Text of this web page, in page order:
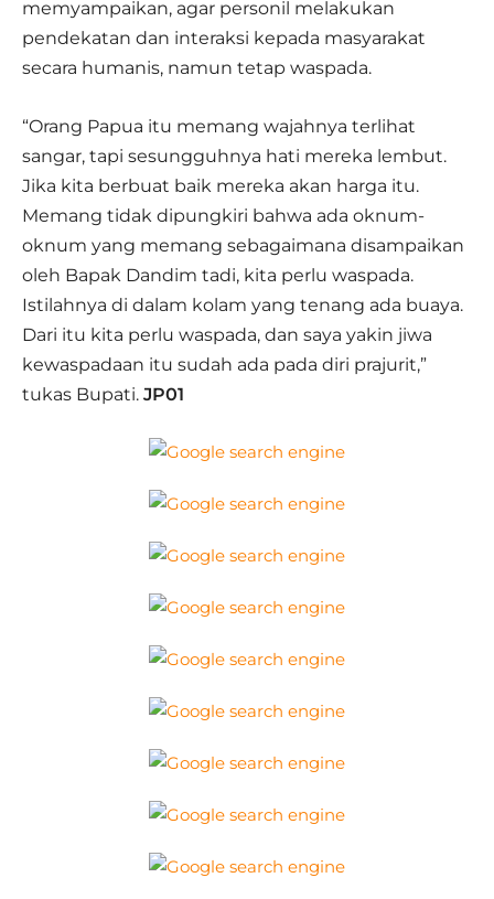
memyampaikan, agar personil melakukan
pendekatan dan interaksi kepada masyarakat
secara humanis, namun tetap waspada.
“Orang Papua itu memang wajahnya terlihat
sangar, tapi sesungguhnya hati mereka lembut.
Jika kita berbuat baik mereka akan harga itu.
Memang tidak dipungkiri bahwa ada oknum-
oknum yang memang sebagaimana disampaikan
oleh Bapak Dandim tadi, kita perlu waspada.
Istilahnya di dalam kolam yang tenang ada buaya.
Dari itu kita perlu waspada, dan saya yakin jiwa
kewaspadaan itu sudah ada pada diri prajurit,”
tukas Bupati. JP01